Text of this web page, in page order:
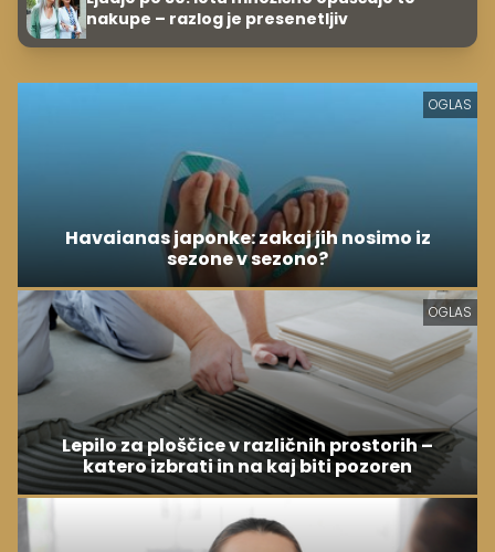
nakupe – razlog je presenetljiv
OGLAS
Havaianas japonke: zakaj jih nosimo iz
sezone v sezono?
OGLAS
Lepilo za ploščice v različnih prostorih –
katero izbrati in na kaj biti pozoren